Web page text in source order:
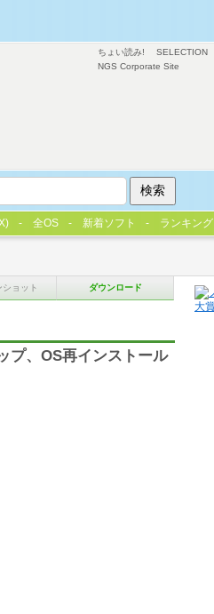
ショット ダウンロード
プ、OS再インストール
ちょい読み! SELECTION
NGS Corporate Site
全OS 新着ソフト ランキング